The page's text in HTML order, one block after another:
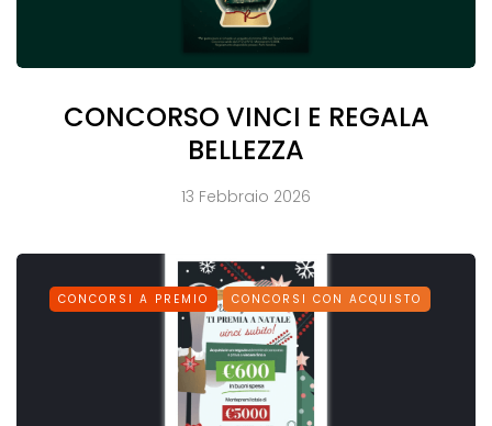
CONCORSO VINCI E REGALA
BELLEZZA
13 Febbraio 2026
CONCORSI A PREMIO CONCORSI CON ACQUISTO